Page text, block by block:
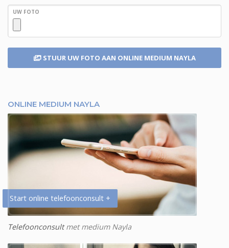
UW FOTO
STUUR UW FOTO AAN ONLINE MEDIUM NAYLA
ONLINE MEDIUM NAYLA
Start online telefoonconsult +
Telefoonconsultmet medium Nayla